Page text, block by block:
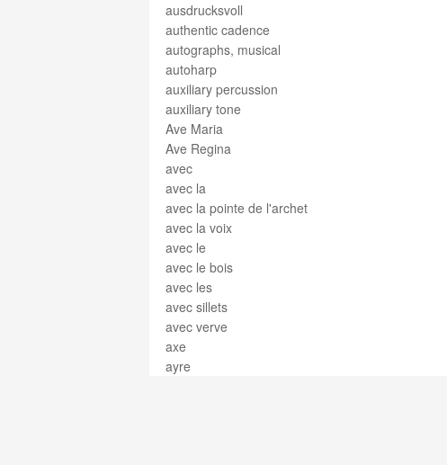
ausdrucksvoll
authentic cadence
autographs, musical
autoharp
auxiliary percussion
auxiliary tone
Ave Maria
Ave Regina
avec
avec la
avec la pointe de l'archet
avec la voix
avec le
avec le bois
avec les
avec sillets
avec verve
axe
ayre